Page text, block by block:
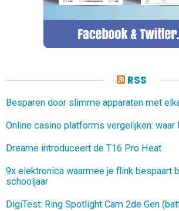
RSS
Besparen door slimme apparaten met
Online casino platforms vergelijken: waar
Dreame introduceert de T16 Pro Heat
9x elektronica waarmee je flink bespaart
schooljaar
DigiTest: Ring Spotlight Cam 2de Gen